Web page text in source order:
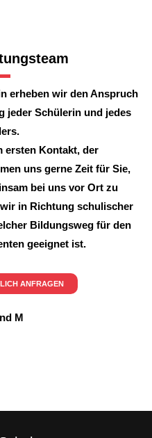
erheben wir den Anspruch
jeder Schülerin und jedes
ersten Kontakt, der
uns gerne Zeit für Sie,
bei uns vor Ort zu
in Richtung schulischer
Bildungsweg für den
geeignet ist.
ANFRAGEN